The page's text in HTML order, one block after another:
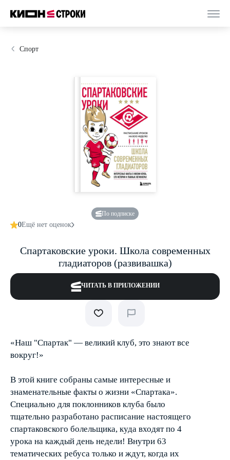
Спорт
По подписке
0Ещё нет оценок
Спартаковские уроки. Школа современных
гладиаторов (развивашка)
ЧИТАТЬ В ПРИЛОЖЕНИИ
«Наш "Спартак" — великий клуб, это знают все
вокруг!»
В этой книге собраны самые интересные и
знаменательные факты о жизни «Спартака».
Специально для поклонников клуба было
тщательно разработано расписание настоящего
спартаковского болельщика, куда входят по 4
урока на каждый день недели! Внутри 63
тематических ребуса только и ждут, когда их